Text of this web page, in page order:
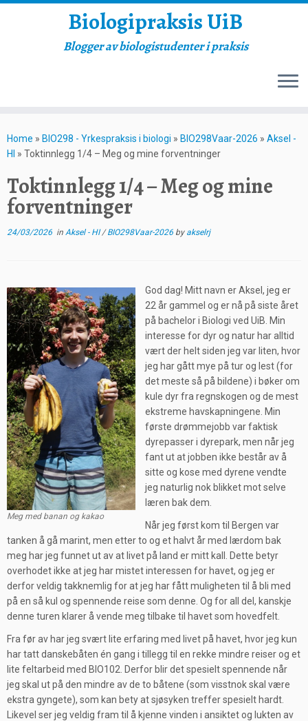
to
content
Biologipraksis UiB
Blogger av biologistudenter i praksis
Home » BIO298 - Yrkespraksis i biologi » BIO298Vaar-2026 » Aksel -
HI » Toktinnlegg 1/4 – Meg og mine forventninger
Toktinnlegg 1/4 – Meg og mine
forventninger
24/03/2026 in Aksel - HI/BIO298Vaar-2026 by akselrj
Meg med banan og kakao
God dag! Mitt navn er Aksel, jeg er
22 år gammel og er nå på siste året
på bachelor i Biologi ved UiB. Min
interesse for dyr og natur har alltid
vært der helt siden jeg var liten, hvor
jeg har gått mye på tur og lest (for
det meste så på bildene) i bøker om
kule dyr fra regnskogen og de mest
ekstreme havskapningene. Min
første drømmejobb var faktisk
dyrepasser i dyrepark, men når jeg
fant ut at jobben ikke består av å
sitte og kose med dyrene vendte
jeg naturlig nok blikket mot selve
læren bak dem.
Når jeg først kom til Bergen var
tanken å gå marint, men etter to og et halvt år med lærdom bak
meg har jeg funnet ut av at livet på land er mitt kall. Dette betyr
overhodet ikke at jeg har mistet interessen for havet, og jeg er
derfor veldig takknemlig for at jeg har fått muligheten til å bli med
på en så kul og spennende reise som denne. Og for all del, kanskje
denne turen klarer å vende meg tilbake til havet som hovedfelt.
Fra før av har jeg svært lite erfaring med livet på havet, hvor jeg kun
har tatt danskebåten én gang i tillegg til en rekke mindre reiser og et
lite feltarbeid med BIO102. Derfor blir det spesielt spennende når
jeg skal ut på den mindre av de to båtene (som visstnok skal være
ekstra gyngete), som kan bety at sjøsyken treffer spesielt hardt.
Likevel ser jeg veldig fram til å kjenne vinden i ansiktet og lukten av